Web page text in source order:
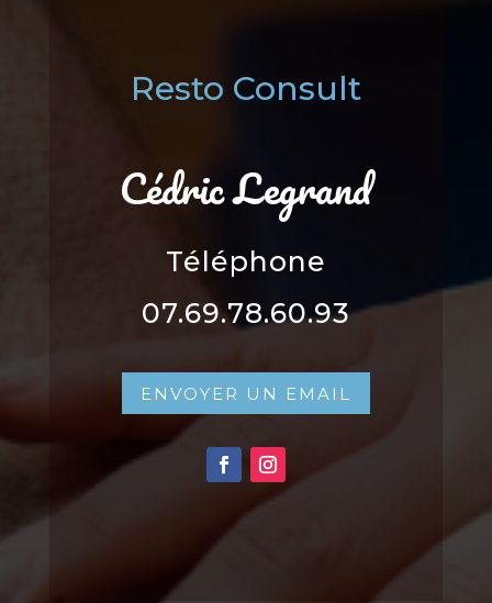
Resto Consult
Cédric Legrand
Téléphone
07.69.78.60.93
ENVOYER UN EMAIL